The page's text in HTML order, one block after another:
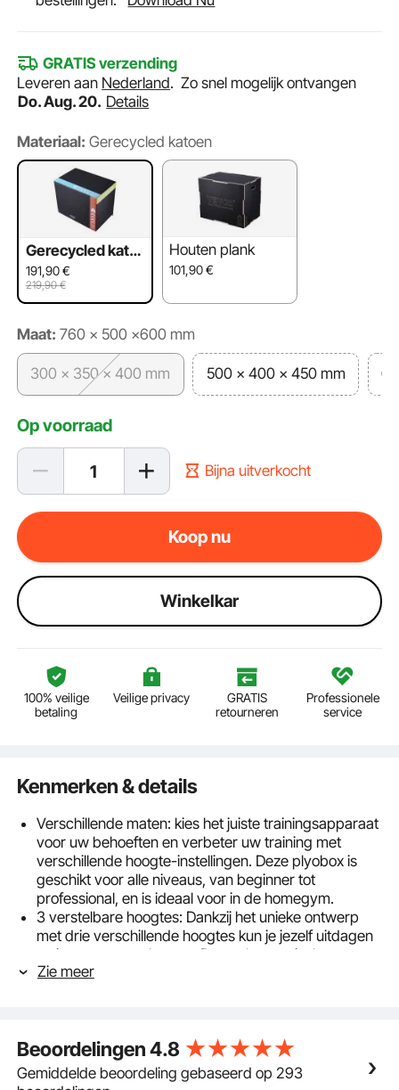
GRATIS verzending
Leveren aan Nederland.Zo snel mogelijk ontvangen
Do. Aug. 20. Details
Materiaal: Gerecycled katoen
Gerecycled kato
en
191,90€
219,90 €
Houten plank
101,90€
Maat: 760 × 500 ×600 mm
300 × 350 × 400 mm 500 × 400 × 450 mm
Op voorraad
Bijna uitverkocht
Koop nu
Winkelkar
100% veilige
betaling
Veilige privacy
GRATIS
retourneren
Professionele
service
Kenmerken & details
Verschillende maten: kies het juiste trainingsapparaat
voor uw behoeften en verbeter uw training met
verschillende hoogte-instellingen. Deze plyobox is
geschikt voor alle niveaus, van beginner tot
professional, en is ideaal voor in de homegym.
3 verstelbare hoogtes: Dankzij het unieke ontwerp
met drie verschillende hoogtes kun je jezelf uitdagen
en je grenzen verleggen. Deze plyometrische
platformbox is geschikt voor oefeningen zoals lunges,
Duurzaam materiaal: het verbeterde 1000D antislip-
oppervlaktemateriaal met grip is duurzamer dan
traditioneel 500D-gaas wat betreft draadaantal en
Zie meer
Beoordelingen4.8
Gemiddelde beoordeling gebaseerd op 293